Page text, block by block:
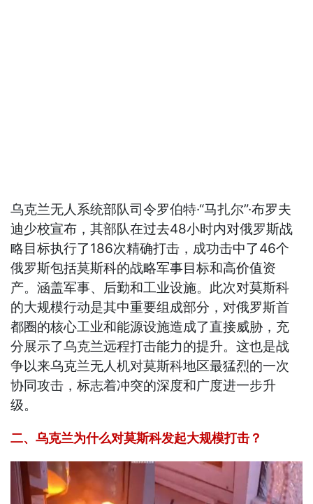
乌克兰无人系统部队司令罗伯特·“马扎尔”·布罗夫
迪少校宣布，其部队在过去48小时内对俄罗斯战
略目标执行了186次精确打击，成功击中了46个
俄罗斯包括莫斯科的战略军事目标和高价值资
产。涵盖军事、后勤和工业设施。此次对莫斯科
的大规模行动是其中重要组成部分，对俄罗斯首
都圈的核心工业和能源设施造成了直接威胁，充
分展示了乌克兰远程打击能力的提升。这也是战
争以来乌克兰无人机对莫斯科地区最猛烈的一次
协同攻击，标志着冲突的深度和广度进一步升
级。
二、乌克兰为什么对莫斯科发起大规模打击？